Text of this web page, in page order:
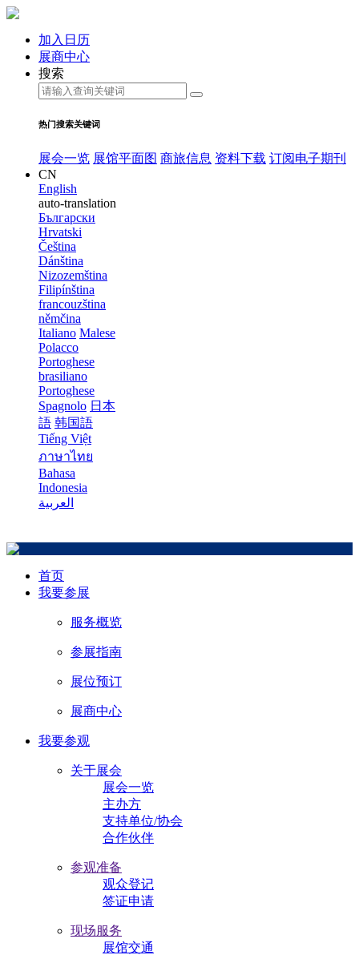
加入日历
展商中心
搜索
热门搜索关键词
展会一览 展馆平面图 商旅信息 资料下载 订阅电子期刊
CN
English
auto-translation
Български
Hrvatski
Čeština
Dánština
Nizozemština
Filipínština
francouzština
němčina
Italiano Malese
Polacco
Portoghese
brasiliano
Portoghese
Spagnolo 日本
語 韩国語
Tiếng Việt
ภาษาไทย
Bahasa
Indonesia
العربية
首页
我要参展
服务概览
参展指南
展位预订
展商中心
我要参观
关于展会
展会一览
主办方
支持单位/协会
合作伙伴
参观准备
观众登记
签证申请
现场服务
展馆交通